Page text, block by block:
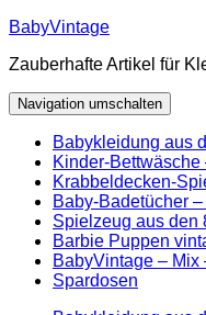
Zum
springen
BabyVintage
Zauberhafte Artikel für
Navigation umschalten
Babykleidung aus
Kinder-
Krabbeldecken-
Baby-Badetücher
Spielzeug aus den
Barbie Puppen
BabyVintage – Mix
Spardosen